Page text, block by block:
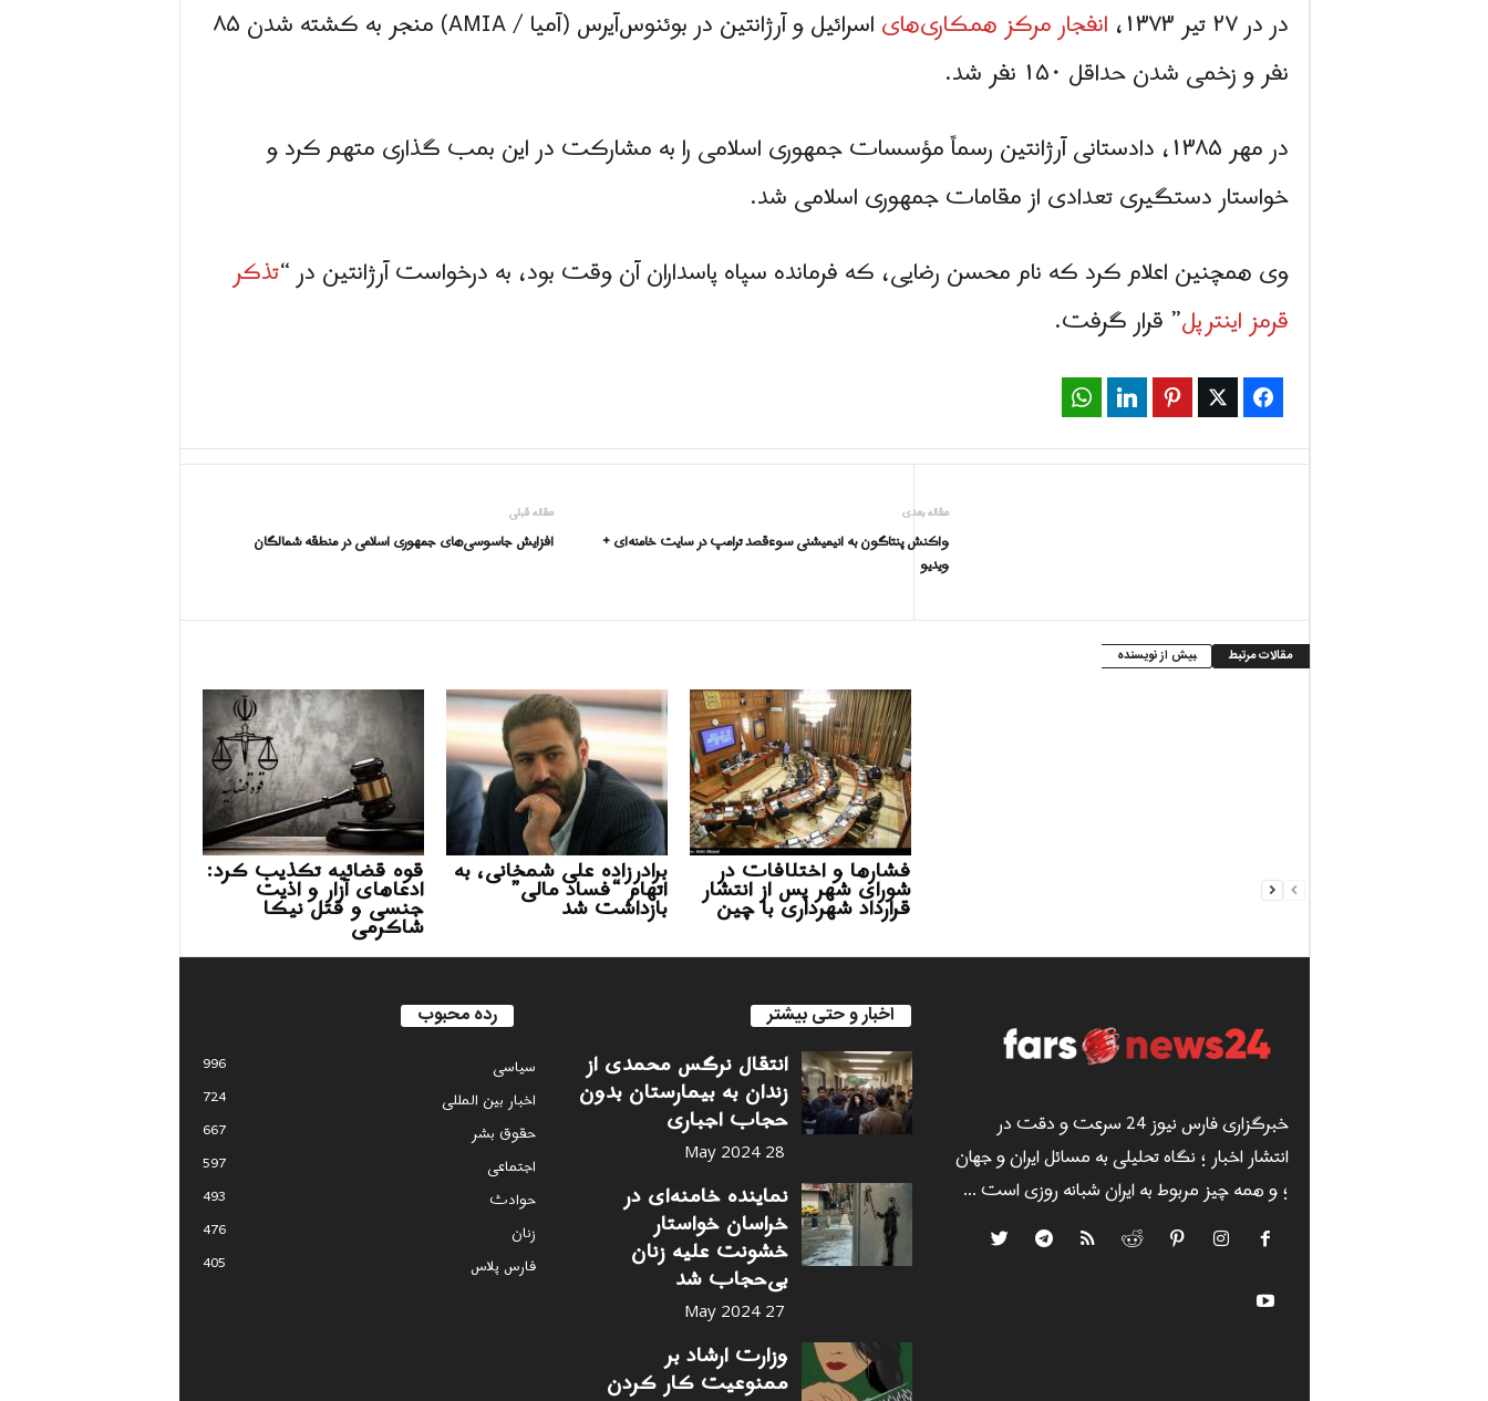
در در ٢٧ تیر ١٣٧٣،
انفجار مرکز همکاری‌های
اسرائیل و آرژانتین در بوئنوس‌آیرس (آمیا / AMIA) منجر به کشته شدن ۸۵
نفر و زخمی شدن حداقل ۱۵۰ نفر شد.
در مهر ۱۳۸۵، دادستانی آرژانتین رسماً مؤسسات جمهوری اسلامی را به مشارکت در این بمب گذاری متهم کرد و
خواستار دستگیری تعدادی از مقامات جمهوری اسلامی شد.
وی همچنین اعلام کرد که نام محسن رضایی، که فرمانده سپاه پاسداران آن وقت بود، به درخواست آرژانتین در “تذکر
قرمز اینترپل” قرار گرفت.
Facebook
Twitter
Pinterest
LinkedIn
مقاله قبلی
افزایش جاسوسی‌های جمهوری اسلامی در منطقه شمالگان
مقاله بعدی
واکنش پنتاگون به انیمیشنی سوءقصد ترامپ در سایت خامنه‌ای +
ویدیو
مقالات مرتبط بیش از نویسنده
قوه قضائیه تکذیب کرد:
ادعاهای آزار و اذیت
جنسی و قتل نیکا
شاکرمی
برادرزاده علی شمخانی، به
اتهام “فساد مالی”
بازداشت شد
فشارها و اختلافات در
شورای شهر پس از انتشار
قرارداد شهرداری با چین
خبرگزاری فارس نیوز 24 سرعت و دقت در
انتشار اخبار ؛ نگاه تحلیلی به مسائل ایران و جهان
؛ و همه چیز مربوط به ایران شبانه روزی است ...
اخبار و حتی بیشتر
انتقال نرگس محمدی از
زندان به بیمارستان بدون
حجاب اجباری
28 May 2024
نماینده خامنه‌ای در
خراسان خواستار
خشونت علیه زنان
بی‌حجاب شد
27 May 2024
وزارت ارشاد بر
ممنوعیت کار کردن
رده محبوب
سياسى
996
اخبار بین المللی
724
حقوق بشر
667
اجتماعی
597
حوادث
493
زنان
476
فارس پلاس
405